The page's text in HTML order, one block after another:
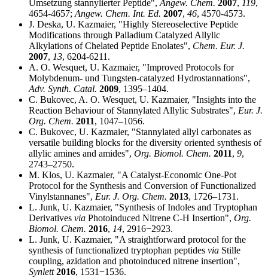
Umsetzung stannylierter Peptide", Angew. Chem. 2007, 119,
4654-4657; Angew. Chem. Int. Ed. 2007, 46, 4570-4573.
J. Deska, U. Kazmaier, "Highly Stereoselective Peptide
Modifications through Palladium Cataly­zed Allylic
Alkylations of Chelated Peptide Enolates", Chem. Eur. J.
2007, 13, 6204-6211.
A. O. Wesquet, U. Kazmaier, "Improved Protocols for
Molybdenum- und Tungsten-catalyzed Hydrostannations",
Adv. Synth. Catal. 2009, 1395–1404.
C. Bukovec, A. O. Wesquet, U. Kazmaier, "Insights into the
Reaction Behaviour of Stannylated Allylic Substrates", Eur. J.
Org. Chem. 2011, 1047–1056.
C. Bukovec, U. Kazmaier, "Stannylated allyl carbonates as
versatile building blocks for the diversity oriented synthesis of
allylic amines and amides", Org. Biomol. Chem. 2011, 9,
2743–2750.
M. Klos, U. Kazmaier, "A Catalyst-Economic One-Pot
Protocol for the Synthesis and Conversion of Functionalized
Vinylstannanes", Eur. J. Org. Chem. 2013, 1726–1731.
L. Junk, U. Kazmaier, "Synthesis of Indoles and Tryptophan
Derivatives via Photoinduced Nitrene C-H Insertion", Org.
Biomol. Chem. 2016, 14, 2916−2923.
L. Junk, U. Kazmaier, "A straightforward protocol for the
synthesis of functionalized tryptophan peptides via Stille
coupling, azidation and photoinduced nitrene insertion",
Synlett2016, 1531−1536.